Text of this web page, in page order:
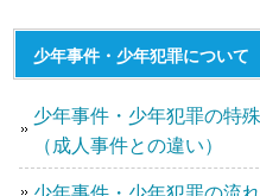
少年事件・少年犯罪について
少年事件・少年犯罪の特
（成人事件との違い）